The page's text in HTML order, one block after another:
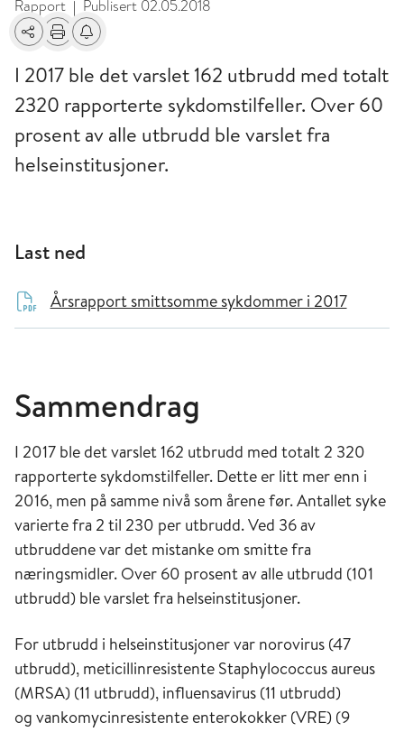
Rapport | Publisert 02.05.2018
Del Skriv utFå varsel om endringer
I 2017 ble det varslet 162 utbrudd med totalt
2320 rapporterte sykdomstilfeller. Over 60
prosent av alle utbrudd ble varslet fra
helseinstitusjoner.
Last ned
Årsrapport smittsomme sykdommer i 2017
Sammendrag
I 2017 ble det varslet 162 utbrudd med totalt 2 320
rapporterte sykdomstilfeller. Dette er litt mer enn i
2016, men på samme nivå som årene før. Antallet syke
varierte fra 2 til 230 per utbrudd. Ved 36 av
utbruddene var det mistanke om smitte fra
næringsmidler. Over 60 prosent av alle utbrudd (101
utbrudd) ble varslet fra helseinstitusjoner.
For utbrudd i helseinstitusjoner var norovirus (47
utbrudd), meticillinresistente Staphylococcus aureus
(MRSA) (11 utbrudd), influensavirus (11 utbrudd)
og vankomycinresistente enterokokker (VRE) (9